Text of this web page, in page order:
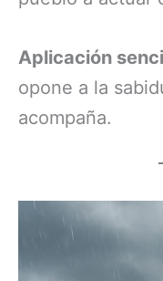
Aplicación
opone a la
acompaña.